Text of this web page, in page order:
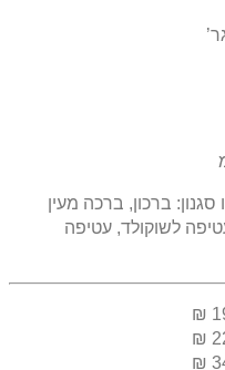
ברכון, ברכה מעין
לשוקולד, עטיפה